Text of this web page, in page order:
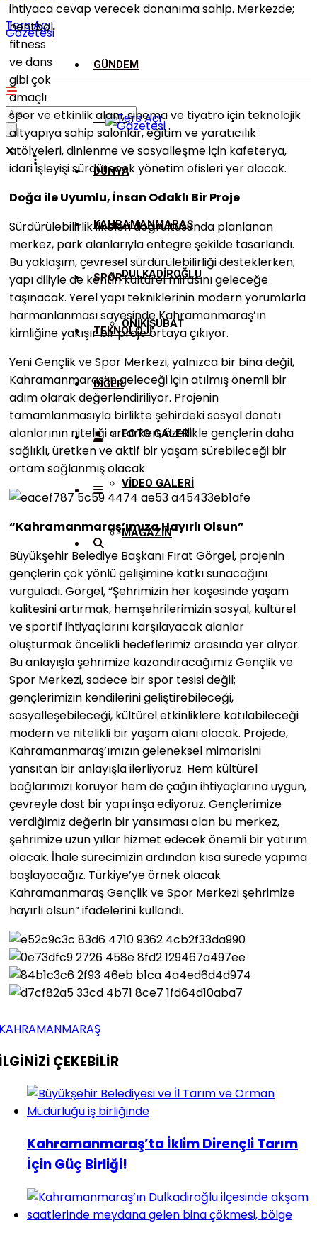
Ters Açı
Gazetesi
GÜNDEM
ASAYİŞ
DÜNYA
KAHRAMANMARAŞ
DULKADİROĞLU
ONİKİŞUBAT
SPOR
TEKNOLOJİ
DİĞER
FOTO GALERİ
VİDEO GALERİ
MAGAZİN
ihtiyaca cevap verecek donanıma sahip. Merkezde;
hentbol,
fitness
ve dans
gibi çok
amaçlı
spor ve etkinlik alanı, sinema ve tiyatro için teknolojik
altyapıya sahip salonlar, eğitim ve yaratıcılık
atölyeleri, dinlenme ve sosyalleşme için kafeterya,
idari işleyişi sürdürecek yönetim ofisleri yer alacak.
Doğa ile Uyumlu, İnsan Odaklı Bir Proje
Sürdürülebilirlik ilkeleri doğrultusunda planlanan
merkez, park alanlarıyla entegre şekilde tasarlandı.
Bu yaklaşım, çevresel sürdürülebilirliği desteklerken;
yapı diliyle de kentin kültürel mirasını geleceğe
taşınacak. Yerel yapı tekniklerinin modern yorumlarla
harmanlanması sayesinde Kahramanmaraş’ın
kimliğine yakışır bir proje ortaya çıkıyor.
Yeni Gençlik ve Spor Merkezi, yalnızca bir bina değil,
Kahramanmaraş’ın geleceği için atılmış önemli bir
adım olarak değerlendiriliyor. Projenin
tamamlanmasıyla birlikte şehirdeki sosyal donatı
alanlarının niteliği artarken, özellikle gençlerin daha
sağlıklı, üretken ve aktif bir yaşam sürebileceği bir
ortam sağlanmış olacak.
“Kahramanmaraş’ımıza Hayırlı Olsun”
Büyükşehir Belediye Başkanı Fırat Görgel, projenin
gençlerin çok yönlü gelişimine katkı sunacağını
vurguladı. Görgel, “Şehrimizin her köşesinde yaşam
kalitesini artırmak, hemşehrilerimizin sosyal, kültürel
ve sportif ihtiyaçlarını karşılayacak alanlar
oluşturmak öncelikli hedeflerimiz arasında yer alıyor.
Bu anlayışla şehrimize kazandıracağımız Gençlik ve
Spor Merkezi, sadece bir spor tesisi değil;
gençlerimizin kendilerini geliştirebileceği,
sosyalleşebileceği, kültürel etkinliklere katılabileceği
modern ve nitelikli bir yaşam alanı olacak. Projede,
Kahramanmaraş’ımızın geleneksel mimarisini
yansıtan bir anlayışla ilerliyoruz. Hem kültürel
bağlarımızı koruyor hem de çağın ihtiyaçlarına uygun,
çevreyle dost bir yapı inşa ediyoruz. Gençlerimize
verdiğimiz değerin bir yansıması olan bu merkez,
şehrimize uzun yıllar hizmet edecek önemli bir yatırım
olacak. İhale sürecimizin ardından kısa sürede yapıma
başlayacağız. Türkiye’ye örnek olacak
Kahramanmaraş Gençlik ve Spor Merkezi şehrimize
hayırlı olsun” ifadelerini kullandı.
ÇEKEBİLİR
Kahramanmaraş’ta İklim Dirençli Tarım
İçin Güç Birliği!